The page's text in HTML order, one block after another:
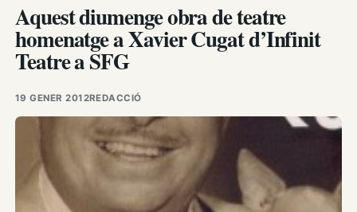
Aquest diumenge obra de teatre
homenatge a Xavier Cugat d’Infinit
Teatre a SFG
19 GENER 2012REDACCIÓ